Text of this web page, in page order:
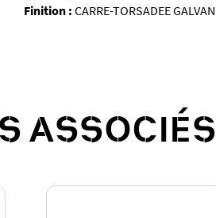
Finition : CARRE-TORSADEE
ASSOCIÉS